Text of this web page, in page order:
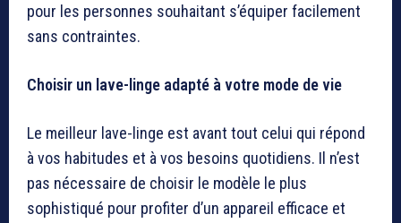
pour les personnes souhaitant s’équiper facilement
sans contraintes.
Choisir un lave-linge adapté à votre mode de vie
Le meilleur lave-linge est avant tout celui qui répond
à vos habitudes et à vos besoins quotidiens. Il n’est
pas nécessaire de choisir le modèle le plus
sophistiqué pour profiter d’un appareil efficace et